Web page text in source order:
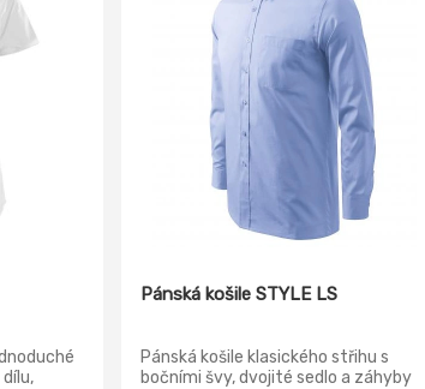
Pánská košile STYLE LS
Pánská košile klasického střihu s
bočními švy, dvojité sedlo a záhyby